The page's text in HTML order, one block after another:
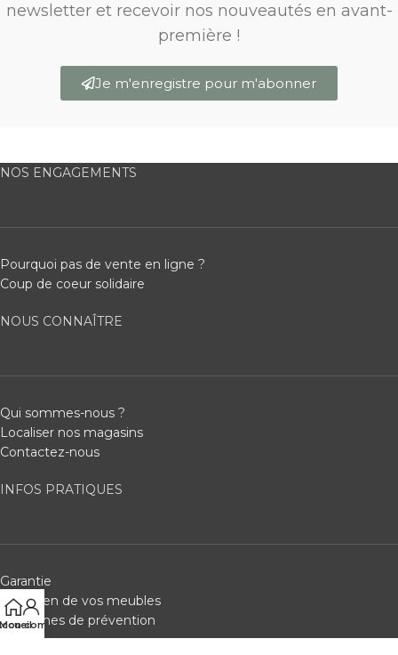
newsletter et recevoir nos nouveautés en avant-
première !
Je m'enregistre pour m'abonner
NOS ENGAGEMENTS
Pourquoi pas de vente en ligne ?
Coup de coeur solidaire
NOUS CONNAÎTRE
Qui sommes-nous ?
Localiser nos magasins
Contactez-nous
INFOS PRATIQUES
Garantie
Entretien de vos meubles
Consignes de prévention
compte